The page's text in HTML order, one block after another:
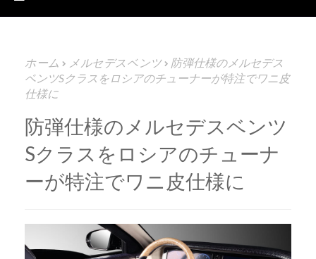
ホーム メルセデスベンツ
防弾仕様のメルセデス
ベンツSクラスをロシアのチューナーが特注でワニ皮
仕様に
防弾仕様のメルセデスベンツ
Sクラスをロシアのチューナ
ーが特注でワニ皮仕様に